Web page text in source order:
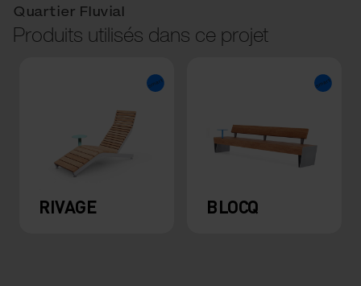
Quartier Fluvial
Produits utilisés dans ce projet
RIVAGE BLOCQ